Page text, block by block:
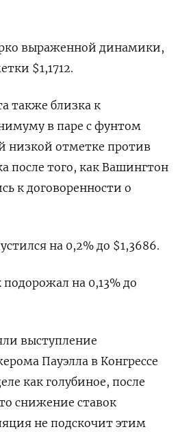
выраженной динамики,
$1,1712​.
также близка к
в паре с фунтом
низкой отметке против
после того, как Вашингтон
к договоренности о
на 0,2% до $1,3686​.
на 0,13% до
выступление
Пауэлла в Конгрессе
как голубиное, после
снижение ставок
не подскочит этим